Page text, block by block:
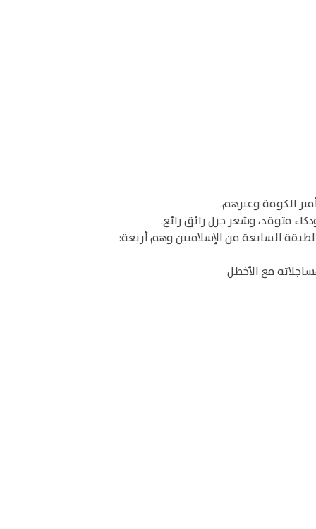
الكوفة وغيرهم.
السابعة من الإسلاميين وهم أربعة:
مع الأخطل